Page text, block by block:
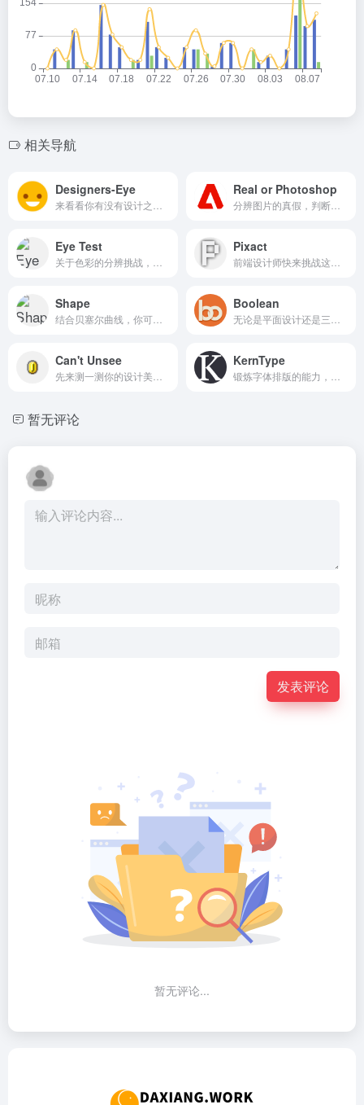
相关导航
Designers-Eye Real or Photoshop
Eye Test Pixact
Shape Boolean
Can't Unsee KernType
暂无评论
发表评论
暂无评论...